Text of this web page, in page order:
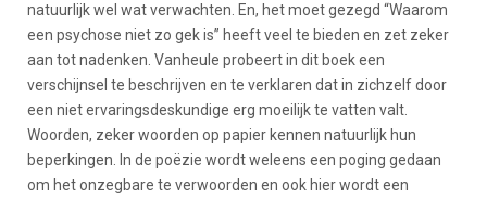
natuurlijk wel wat verwachten. En, het moet gezegd “Waarom
een psychose niet zo gek is” heeft veel te bieden en zet zeker
aan tot nadenken. Vanheule probeert in dit boek een
verschijnsel te beschrijven en te verklaren dat in zichzelf door
een niet ervaringsdeskundige erg moeilijk te vatten valt.
Woorden, zeker woorden op papier kennen natuurlijk hun
beperkingen. In de poëzie wordt weleens een poging gedaan
om het onzegbare te verwoorden en ook hier wordt een